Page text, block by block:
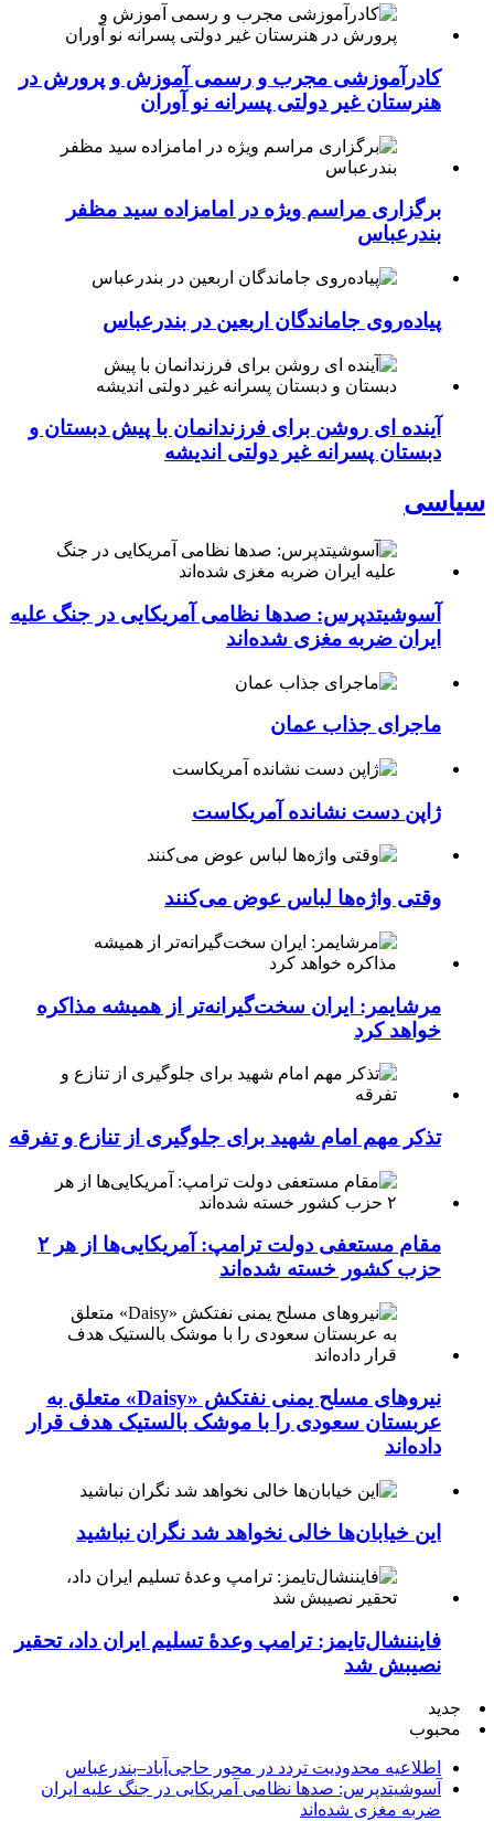
کادرآموزشی مجرب و رسمی آموزش و پرورش در
هنرستان غیر دولتی پسرانه نو آوران
برگزاری مراسم ویژه در امامزاده سید مظفر
بندرعباس
پیاده‌روی جاماندگان اربعین در بندرعباس
آینده ای روشن برای فرزندانمان با پیش دبستان و
دبستان پسرانه غیر دولتی اندیشه
سیاسی
آسوشیتدپرس: صدها نظامی آمریکایی در جنگ علیه
ایران ضربه مغزی شده‌اند
ماجرای جذاب عمان
ژاپن دست نشانده آمریکاست
وقتی واژه‌ها لباس عوض می‌کنند
مرشایمر: ایران سخت‌گیرانه‌تر از همیشه مذاکره
خواهد کرد
تذکر مهم امام شهید برای جلوگیری از تنازع و تفرقه
مقام مستعفی دولت ترامپ: آمریکایی‌ها از هر ۲
حزب کشور خسته شده‌اند
نیروهای مسلح یمنی نفتکش «Daisy» متعلق به
عربستان سعودی را با موشک بالستیک هدف قرار
داده‌اند
این خیابان‌ها خالی نخواهد شد نگران نباشید
فایننشال‌تایمز: ترامپ وعدۀ تسلیم ایران داد، تحقیر
نصیبش شد
جدید
محبوب
اطلاعیه محدودیت تردد در محور حاجی‌آباد–بندرعباس
آسوشیتدپرس: صدها نظامی آمریکایی در جنگ علیه ایران
ضربه مغزی شده‌اند